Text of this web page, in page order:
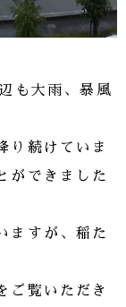
も大雨、暴風
り続けていま
ができました
ますが、稲た
ご覧いただき